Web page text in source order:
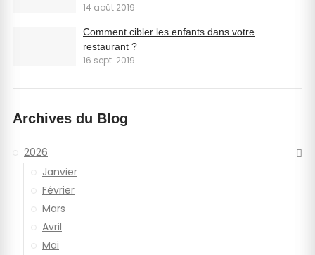
14 août 2019
Comment cibler les enfants dans votre
restaurant ?
16 sept. 2019
Archives du Blog
2026
Janvier
Février
Mars
Avril
Mai